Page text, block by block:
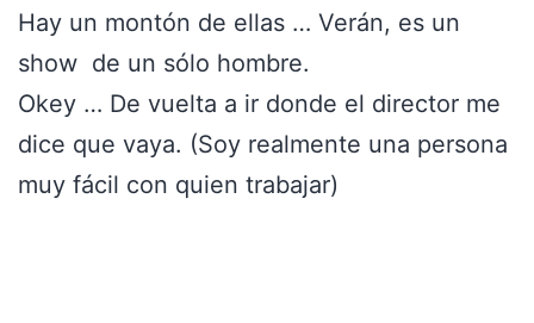
Hay un montón de ellas … Verán, es un
show de un sólo hombre.
Okey … De vuelta a ir donde el director me
dice que vaya. (Soy realmente una persona
muy fácil con quien trabajar)